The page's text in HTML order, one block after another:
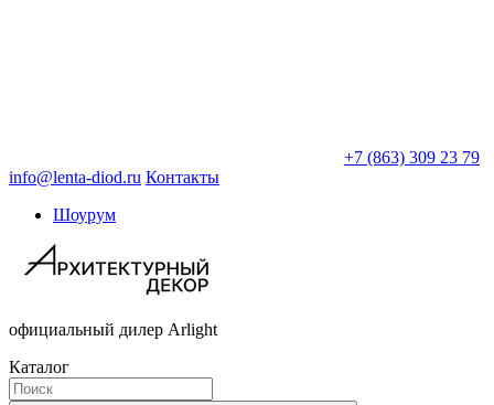
+7 (863) 309 23 79
info@lenta-diod.ru Контакты
Шоурум
официальный дилер Arlight
Каталог